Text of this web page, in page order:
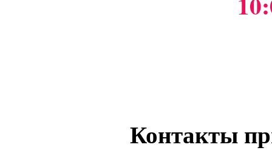
Контакты